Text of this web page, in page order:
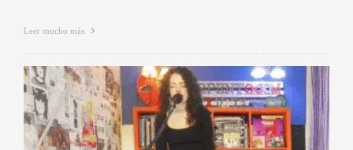
Leer mucho más